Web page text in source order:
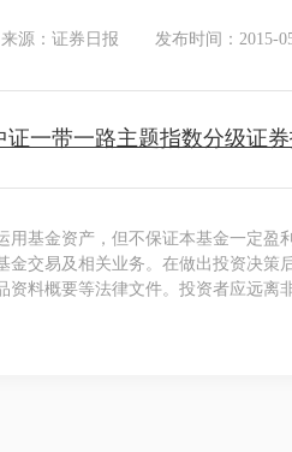
来源：证券日报 发布时间：2015-
一带一路主题指数分级证
基金资产，但不保证本基金一定
交易及相关业务。在做出投资决
料概要等法律文件。投资者应远